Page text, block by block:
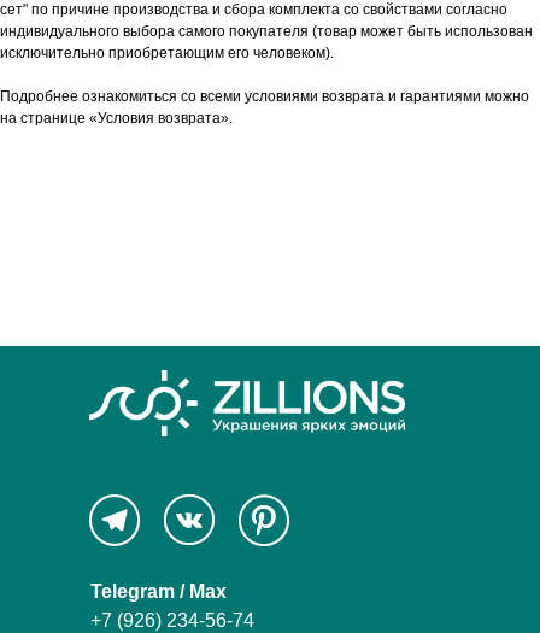
сет" по причине производства и сбора комплекта со свойствами согласно
индивидуального выбора самого покупателя (товар может быть использован
исключительно приобретающим его человеком).
Подробнее ознакомиться со всеми условиями возврата и гарантиями можно
на странице «Условия возврата».
Telegram / Max
+7 (926) 234-56-74